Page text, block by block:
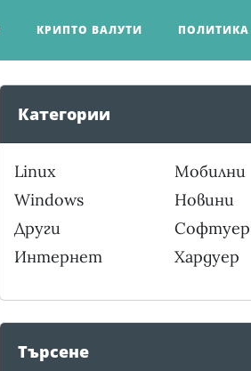
КРИПТО ВАЛУТИ ПОЛИТИКА
Категории
Linux
Windows
Други
Интернет
Мобилни
Новини
Софтуер
Хардуер
Търсене